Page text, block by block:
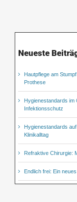
Neueste
Hautpflege am
Prothese
Hygienestandards im
Infektionsschutz
Hygienestandards
Klinikalltag
Refraktive Chirurgie:
Endlich frei: Ein